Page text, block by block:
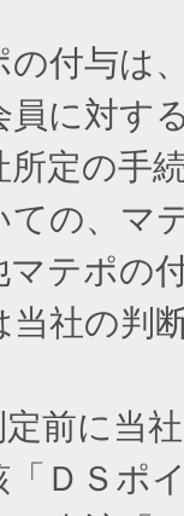
付与は
員に対す
定の手
の、マ
テポの
当社の判
前に当
ＤＳポ